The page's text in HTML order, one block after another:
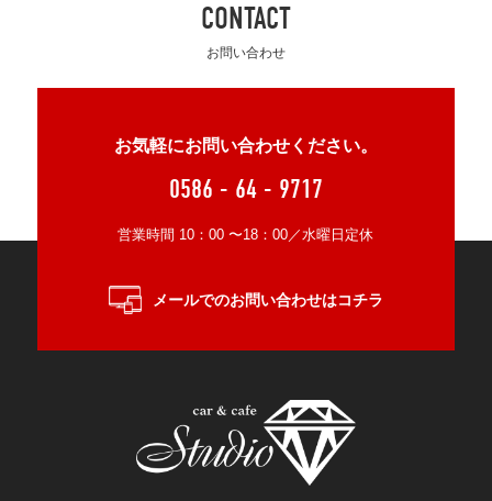
CONTACT
お問い合わせ
お気軽にお問い合わせください。
0586 - 64 - 9717
営業時間 10：00 〜18：00／水曜日定休
メールでのお問い合わせはコチラ